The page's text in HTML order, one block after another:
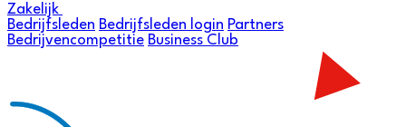
Zakelijk
Bedrijfsleden Bedrijfsleden login Partners
Bedrijvencompetitie Business Club